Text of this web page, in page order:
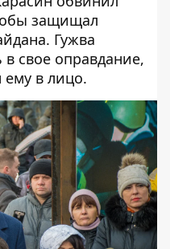
защищал
Гужва
в свое оправдание,
ему в лицо.